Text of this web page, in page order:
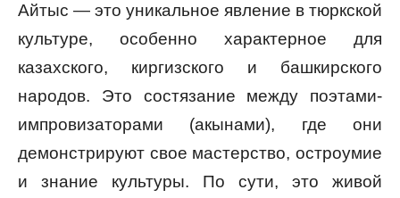
Айтыс — это уникальное явление в тюркской
культуре, особенно характерное для
казахского, киргизского и башкирского
народов. Это состязание между поэтами-
импровизаторами (акынами), где они
демонстрируют свое мастерство, остроумие
и знание культуры. По сути, это живой